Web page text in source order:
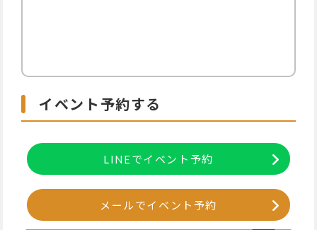
イベント予約する
LINEでイベント予約
メールでイベント予約